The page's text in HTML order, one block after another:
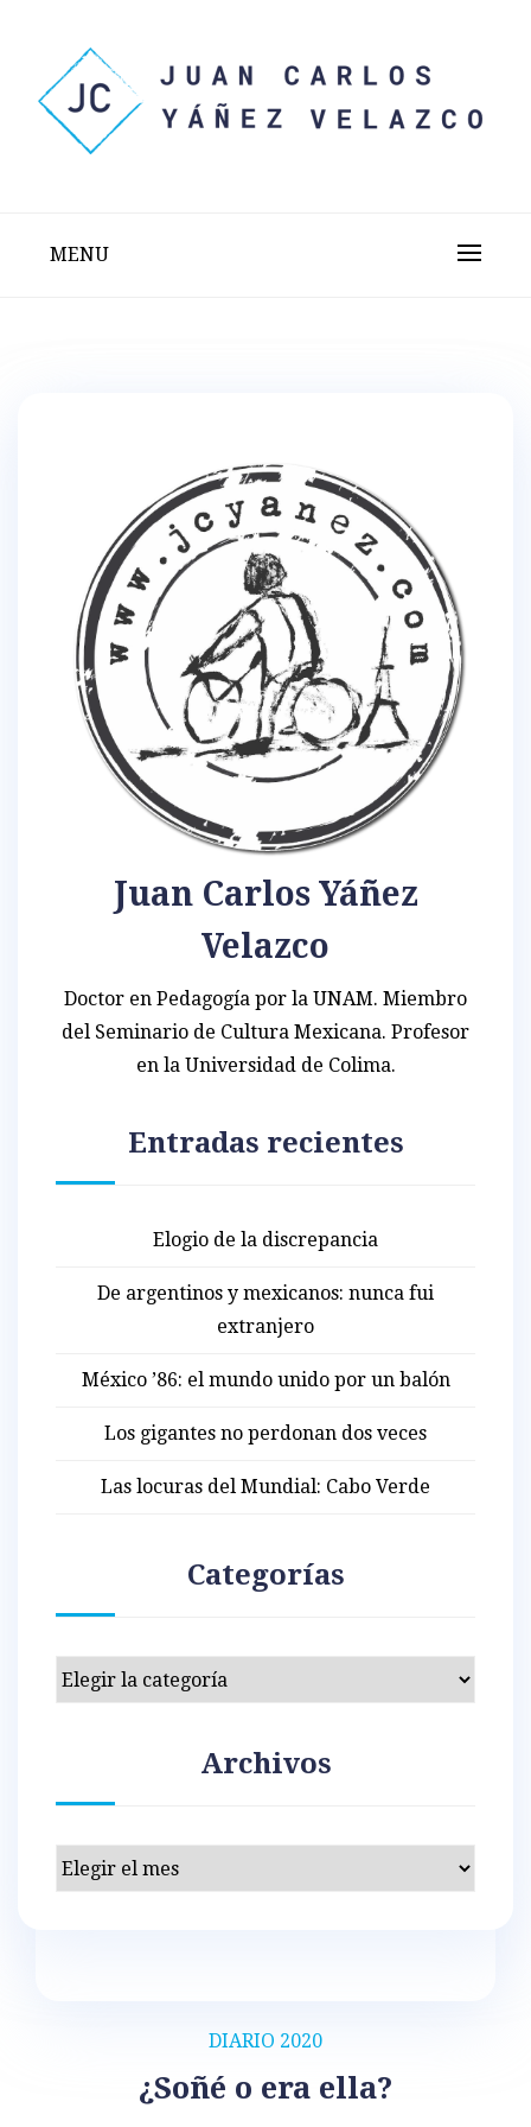
content
MENU
DIARIO 2020
¿Soñé o era ella?
Juan Carlos Yáñez
Velazco
Doctor en Pedagogía por la UNAM. Miembro
del Seminario de Cultura Mexicana. Profesor
en la Universidad de Colima.
Entradas recientes
Elogio de la discrepancia
De argentinos y mexicanos: nunca fui
extranjero
México ’86: el mundo unido por un balón
Los gigantes no perdonan dos veces
Las locuras del Mundial: Cabo Verde
Categorías
Categorías
Archivos
Archivos